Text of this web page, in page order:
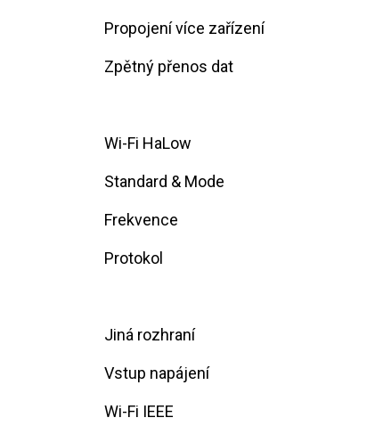
Propojení více zařízení
Zpětný přenos dat
Wi-Fi HaLow
Standard & Mode
Frekvence
Protokol
Jiná rozhraní
Vstup napájení
Wi-Fi IEEE